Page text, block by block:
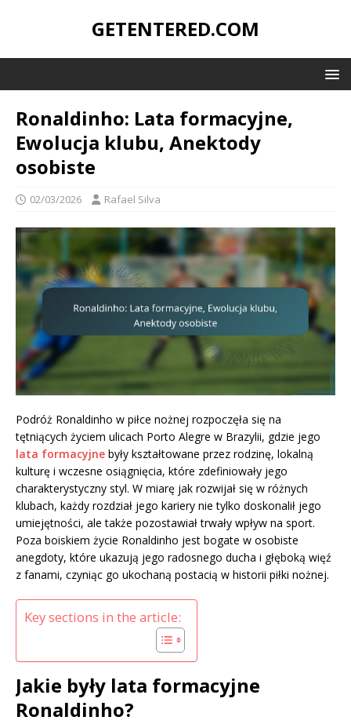
GETENTERED.COM
Ronaldinho: Lata formacyjne,
Ewolucja klubu, Anektody
osobiste
02/03/2026 Rafael Silva
Podróż Ronaldinho w piłce nożnej rozpoczęła się na
tętniących życiem ulicach Porto Alegre w Brazylii, gdzie jego
lata formacyjne były kształtowane przez rodzinę, lokalną
kulturę i wczesne osiągnięcia, które zdefiniowały jego
charakterystyczny styl. W miarę jak rozwijał się w różnych
klubach, każdy rozdział jego kariery nie tylko doskonalił jego
umiejętności, ale także pozostawiał trwały wpływ na sport.
Poza boiskiem życie Ronaldinho jest bogate w osobiste
anegdoty, które ukazują jego radosnego ducha i głęboką więź
z fanami, czyniąc go ukochaną postacią w historii piłki nożnej.
Key sections in the article:
Jakie były lata formacyjne
Ronaldinho?